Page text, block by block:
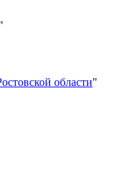
"
области"